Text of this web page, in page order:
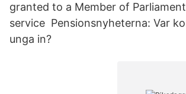
granted to a Member of
service Pensionsnyheterna: Var
unga in?